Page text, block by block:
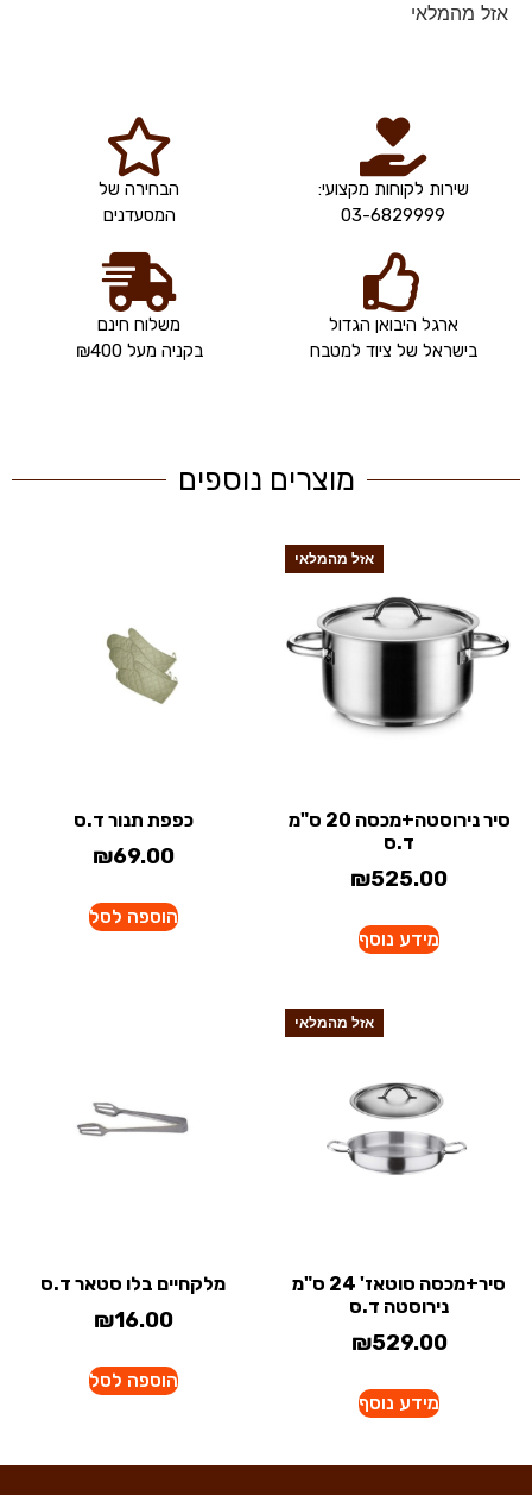
אזל מהמלאי
שירות לקוחות מקצועי:
03-6829999
הבחירה של
המסעדנים
ארגל היבואן הגדול
בישראל של ציוד למטבח
משלוח חינם
בקניה מעל ₪400
מוצרים נוספים
אזל מהמלאי
סיר נירוסטה+מכסה 20 ס"מ
ד.ס
₪525.00
מידע נוסף
כפפת תנור ד.ס
₪69.00
הוספה לסל
אזל מהמלאי
סיר+מכסה סוטאז' 24 ס"מ
נירוסטה ד.ס
₪529.00
מידע נוסף
מלקחיים בלו סטאר ד.ס
₪16.00
הוספה לסל